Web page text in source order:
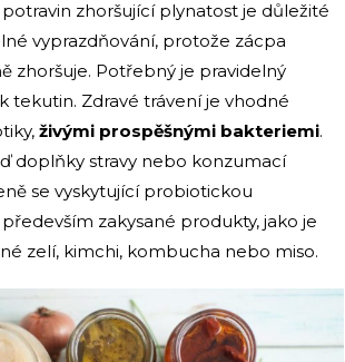
zhoršující plynatost je důležité
vyprazdňování, protože zácpa
zhoršuje. Potřebný je pravidelný
tekutin. Zdravé trávení je vhodné
živými prospěšnými bakteriemi.
doplňky stravy nebo konzumací
se vyskytující probiotickou
zakysané produkty, jako je
zelí, kimchi, kombucha nebo miso.